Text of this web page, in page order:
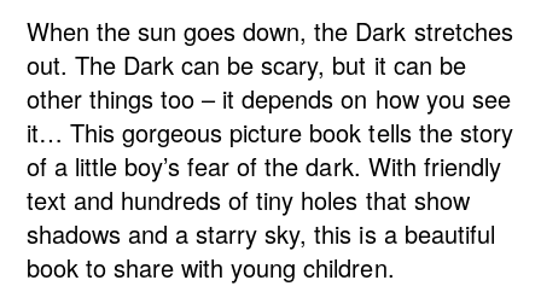
When the sun goes down, the Dark stretches
out. The Dark can be scary, but it can be
other things too – it depends on how you see
it… This gorgeous picture book tells the story
of a little boy’s fear of the dark. With friendly
text and hundreds of tiny holes that show
shadows and a starry sky, this is a beautiful
book to share with young children.